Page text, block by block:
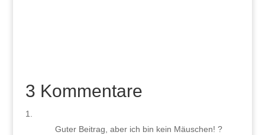
3 Kommentare
Guter Beitrag, aber ich bin kein Mäuschen! ?